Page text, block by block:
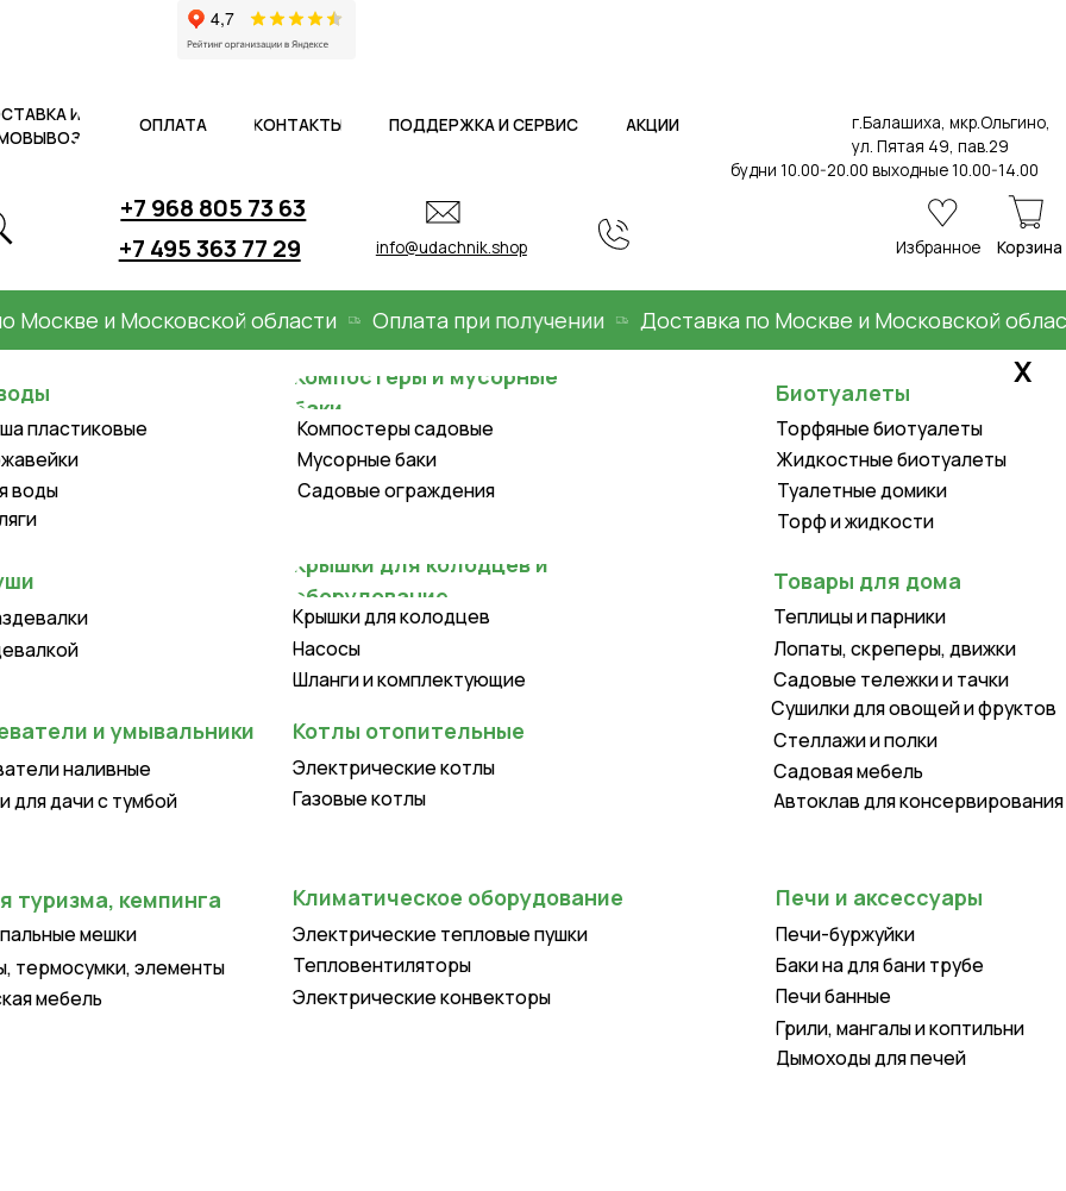
+7 495 363 77 29
info@udachnik.shop
ОПЛАТА
будни 10.00-20.00 выходные 10.00-14.00
и Московской области Оплата при получении Доставка по Москве и Московской области
Компостеры садовые
Мусорные баки
Садовые ограждения
кемпинга
Компостеры и мусорные
Биотуалеты
Товары для дома
Туалетные домики
Жидкостные биотуалеты
Торфяные биотуалеты
Крышки для колодцев и
Шланги и комплектующие Садовые тележки и тачки
Лопаты, скреперы, движки
Стеллажи и полки
Электрические конвекторы
Автоклав для консервирования
Сушилки для овощей и фруктов
Котлы отопительные
Печи и аксессуары
Дымоходы для печей
Климатическое оборудование
и умывальники
Электрические котлы
Х